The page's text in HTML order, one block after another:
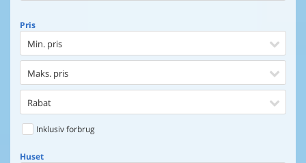
Pris
Min. pris
Maks. pris
Rabat
Inklusiv forbrug
Huset